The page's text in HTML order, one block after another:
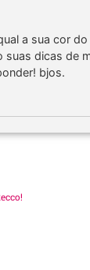
a sua cor
suas dicas de
bjos.